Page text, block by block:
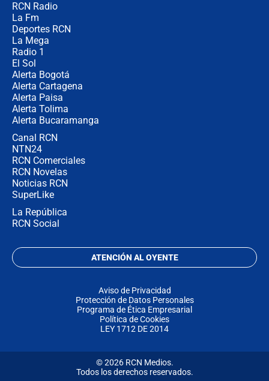
RCN Radio
La Fm
Deportes RCN
La Mega
Radio 1
El Sol
Alerta Bogotá
Alerta Cartagena
Alerta Paisa
Alerta Tolima
Alerta Bucaramanga
Canal RCN
NTN24
RCN Comerciales
RCN Novelas
Noticias RCN
SuperLike
La República
RCN Social
ATENCIÓN AL OYENTE
Aviso de Privacidad
Protección de Datos Personales
Programa de Ética Empresarial
Política de Cookies
LEY 1712 DE 2014
© 2026 RCN Medios.
Todos los derechos reservados.